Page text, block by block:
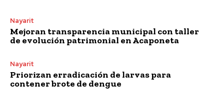
Nayarit
Mejoran transparencia municipal con taller
de evolución patrimonial en Acaponeta
Nayarit
Priorizan erradicación de larvas para
contener brote de dengue